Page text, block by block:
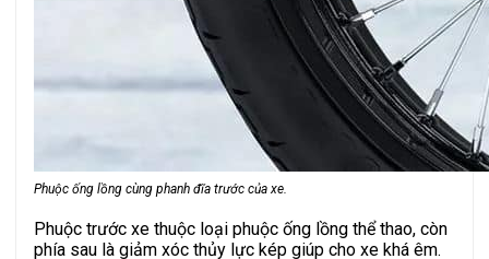
Phuộc ống lồng cùng phanh đĩa trước của xe.
Phuộc trước xe thuộc loại phuộc ống lồng thể thao, còn
phía sau là giảm xóc thủy lực kép giúp cho xe khá êm.